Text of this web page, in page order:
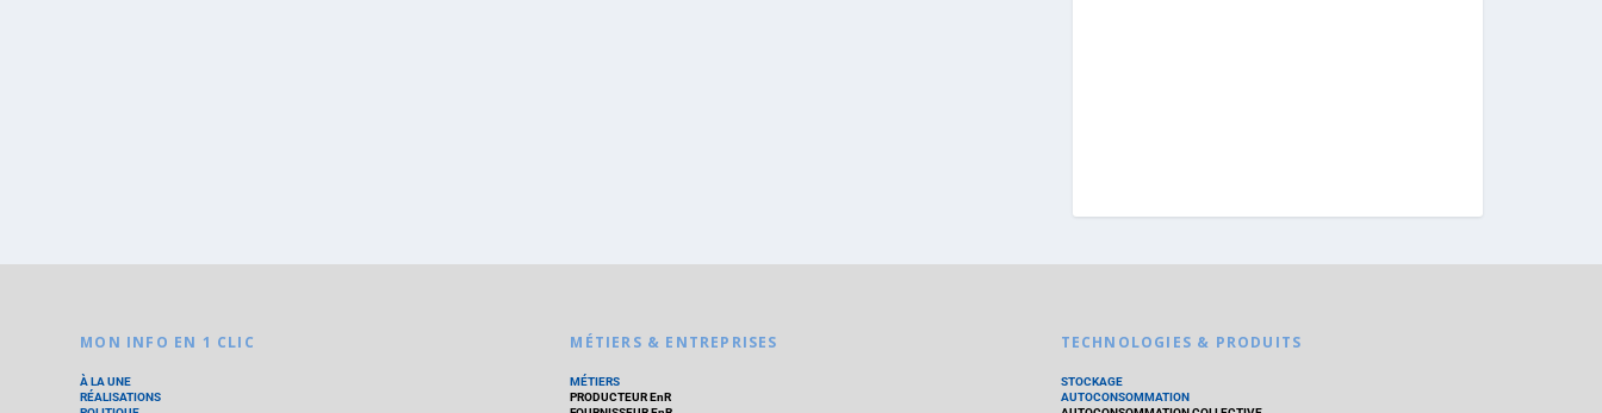
MON INFO EN 1 CLIC
À LA UNE
RÉALISATIONS
MÉTIERS & ENTREPRISES
MÉTIERS
PRODUCTEUR EnR
TECHNOLOGIES & PRODUITS
STOCKAGE
AUTOCONSOMMATION